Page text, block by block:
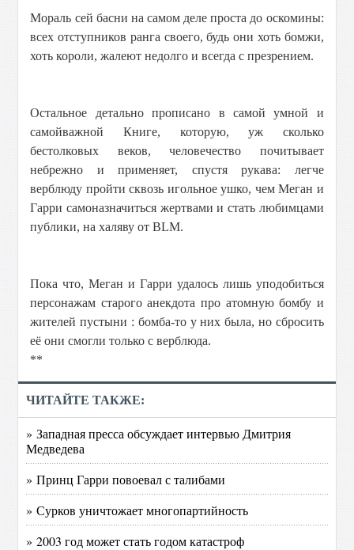
Мораль сей басни на самом деле проста до оскомины:
всех отступников ранга своего, будь они хоть бомжи,
хоть короли, жалеют недолго и всегда с презрением.
Остальное детально прописано в самой умной и
самойважной Книге, которую, уж сколько
бестолковых веков, человечество почитывает
небрежно и применяет, спустя рукава: легче
верблюду пройти сквозь игольное ушко, чем Меган и
Гарри самоназначиться жертвами и стать любимцами
публики, на халяву от BLM.
Пока что, Меган и Гарри удалось лишь уподобиться
персонажам старого анекдота про атомную бомбу и
жителей пустыни : бомба-то у них была, но сбросить
её они смогли только с верблюда.
**
ЧИТАЙТЕ ТАКЖЕ:
» Западная пресса обсуждает интервью Дмитрия
Медведева
» Принц Гарри повоевал с талибами
» Сурков уничтожает многопартийность
» 2003 год может стать годом катастроф